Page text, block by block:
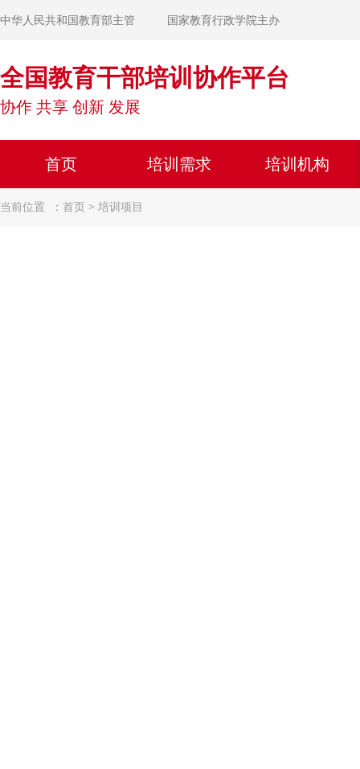
中华人民共和国教育部主管 国家教育行政学院主办
全国教育干部培训协作平台
协作 共享 创新 发展
首页 培训需求 培训机构
当前位置 ： 首页 > 培训项目